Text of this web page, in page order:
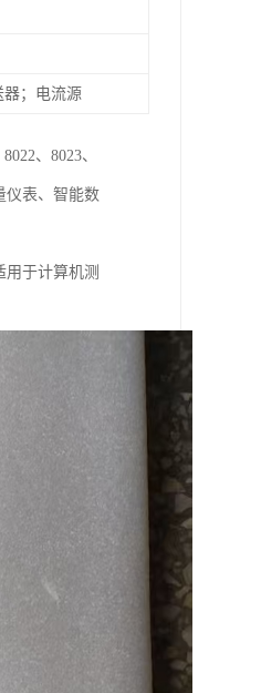
；电流源
、8023、
仪表、智能数
于计算机测